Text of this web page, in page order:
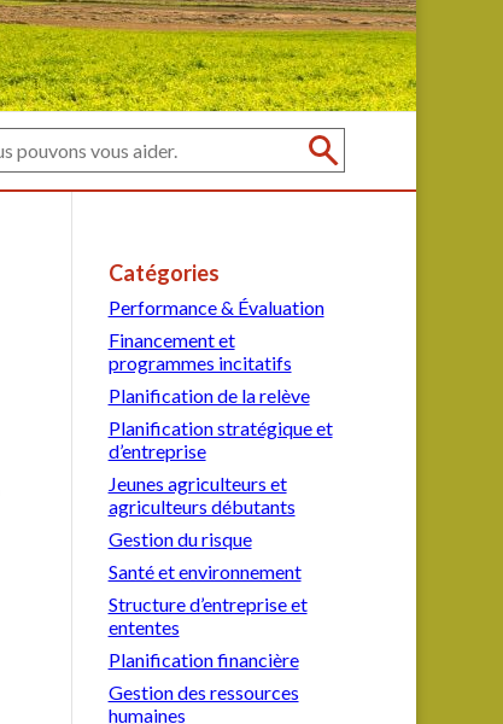
Catégories
Performance & Évaluation
Financement et
programmes incitatifs
Planification de la relève
Planification stratégique et
d’entreprise
Jeunes agriculteurs et
agriculteurs débutants
Gestion du risque
Santé et environnement
Structure d’entreprise et
ententes
Planification financière
Gestion des ressources
humaines